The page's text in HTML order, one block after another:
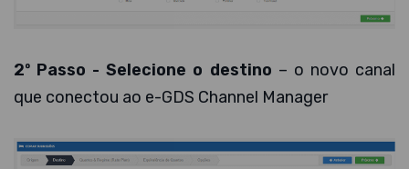
2º Passo - Selecione o destino – o novo canal
que conectou ao e-GDS Channel Manager